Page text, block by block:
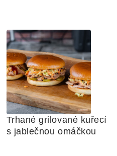
Trhané grilované kuřecí
s jablečnou omáčkou